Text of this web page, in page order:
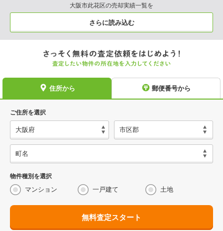
大阪市此花区の売却実績一覧を
さらに読み込む
住所から 郵便番号から
ご住所を選択
物件種別を選択
マンション 一戸建て 土地
無料査定スタート